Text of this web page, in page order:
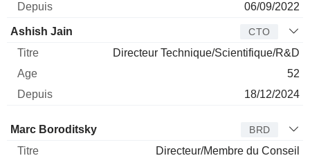
06/09/2022
Ashish Jain CTO
Directeur Technique/Scientifique/R&D
52
18/12/2024
Administrateur Titre
Marc Boroditsky BRD
Directeur/Membre du Conseil